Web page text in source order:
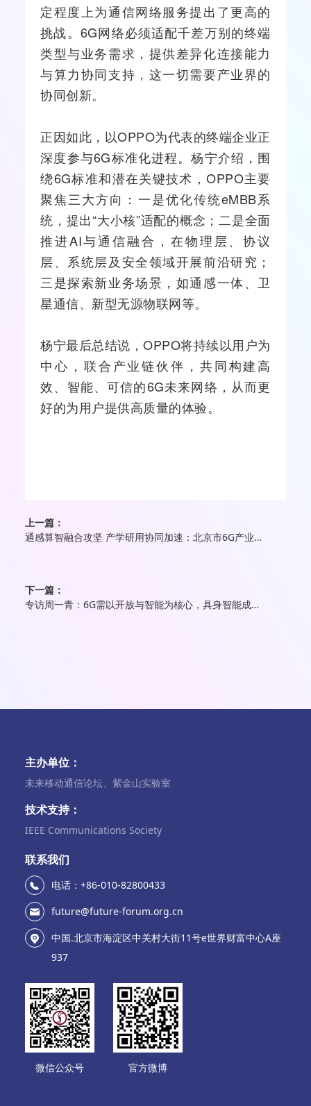
定程度上为通信网络服务提出了更高的
挑战。6G网络必须适配千差万别的终端
类型与业务需求，提供差异化连接能力
与算力协同支持，这一切需要产业界的
协同创新。
正因如此，以OPPO为代表的终端企业正
深度参与6G标准化进程。杨宁介绍，围
绕6G标准和潜在关键技术，OPPO主要
聚焦三大方向：一是优化传统eMBB系
统，提出“大小核”适配的概念；二是全面
推进AI与通信融合，在物理层、协议
层、系统层及安全领域开展前沿研究；
三是探索新业务场景，如通感一体、 卫
星通信、新型无源物联网等。
杨宁最后总结说，OPPO将持续以用户为
中心，联合产业链伙伴，共同构建高
效、智能、可信的6G未来网络，从而更
好的为用户提供高质量的体验。
上一篇：
通感算智融合攻坚 产学研用协同加速：北京市6G产业稳健前行
下一篇：
专访周一青：6G需以开放与智能为核心，具身智能成关键应用方向
主办单位：
未来移动通信论坛、紫金山实验室
技术支持：
IEEE Communications Society
联系我们
电话：+86-010-82800433
future@future-forum.org.cn
中国.北京市海淀区中关村大街11号e世界财富中心A座
937
微信公众号 官方微博